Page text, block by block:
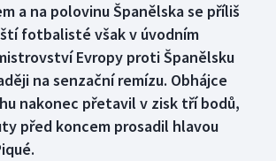
a na polovinu Španělska se příliš
fotbalisté však v úvodním
Evropy proti Španělsku
na senzační remízu. Obhájce
nakonec přetavil v zisk tří bodů,
před koncem prosadil hlavou